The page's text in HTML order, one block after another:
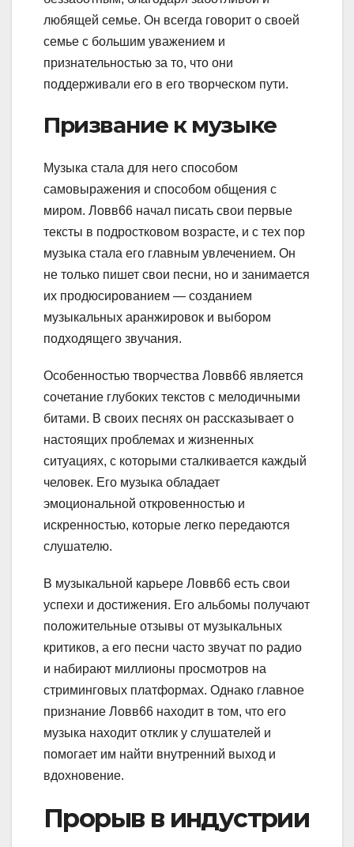
любящей семье. Он всегда говорит о своей
семье с большим уважением и
признательностью за то, что они
поддерживали его в его творческом пути.
Призвание к музыке
Музыка стала для него способом
самовыражения и способом общения с
миром. Ловв66 начал писать свои первые
тексты в подростковом возрасте, и с тех пор
музыка стала его главным увлечением. Он
не только пишет свои песни, но и занимается
их продюсированием — созданием
музыкальных аранжировок и выбором
подходящего звучания.
Особенностью творчества Ловв66 является
сочетание глубоких текстов с мелодичными
битами. В своих песнях он рассказывает о
настоящих проблемах и жизненных
ситуациях, с которыми сталкивается каждый
человек. Его музыка обладает
эмоциональной откровенностью и
искренностью, которые легко передаются
слушателю.
В музыкальной карьере Ловв66 есть свои
успехи и достижения. Его альбомы получают
положительные отзывы от музыкальных
критиков, а его песни часто звучат по радио
и набирают миллионы просмотров на
стриминговых платформах. Однако главное
признание Ловв66 находит в том, что его
музыка находит отклик у слушателей и
помогает им найти внутренний выход и
вдохновение.
Прорыв в индустрии